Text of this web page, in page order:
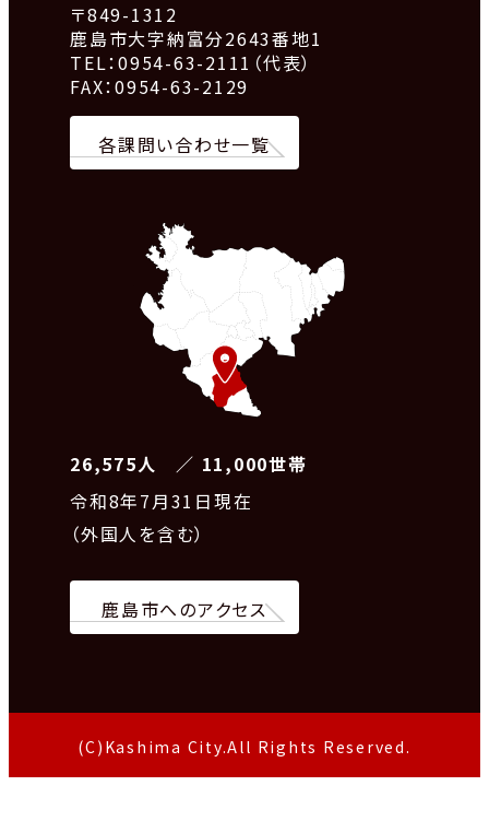
〒849-1312
鹿島市大字納富分2643番地1
TEL：0954-63-2111（代表）
FAX：0954-63-2129
各課問い合わせ一覧
26,575人 ／ 11,000世帯
令和8年7月31日現在
（外国人を含む）
鹿島市へのアクセス
(C)Kashima City.All Rights Reserved.